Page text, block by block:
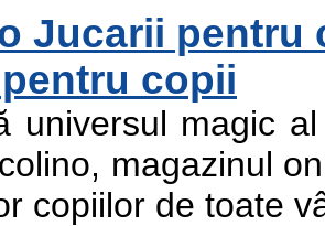
Jucarii pentru
copii
universul magic
magazinul
copiilor de toate